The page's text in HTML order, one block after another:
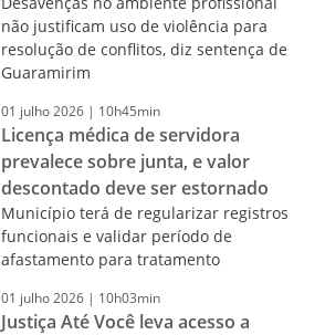
não justificam uso de violência para
resolução de conflitos, diz sentença de
Guaramirim
01 julho2026 | 10h45min
Licença médica de servidora
prevalece sobre junta, e valor
descontado deve ser estornado
Município terá de regularizar registros
funcionais e validar período de
afastamento para tratamento
01 julho2026 | 10h03min
Justiça Até Você leva acesso a